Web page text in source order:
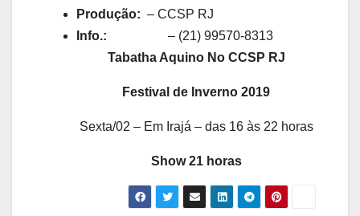
Produção: – CCSP RJ
Info.: – (21) 99570-8313
Tabatha Aquino No CCSP RJ
Festival de Inverno 2019
Sexta/02 – Em Irajá – das 16 às 22 horas
Show 21 horas